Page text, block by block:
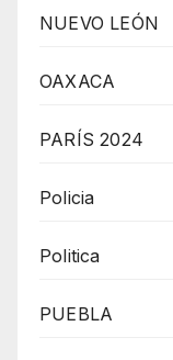
NUEVO LEÓN
OAXACA
PARÍS 2024
Policia
Politica
PUEBLA